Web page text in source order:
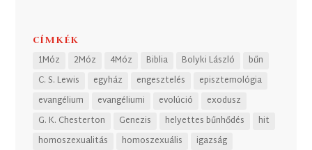
CÍMKÉK
1Móz 2Móz 4Móz Biblia Bolyki László
bűn
C. S. Lewis
egyház engesztelés
episztemológia
evangélium
evangéliumi evolúció
exodusz
G. K. Chesterton
Genezis helyettes bűnhődés
hit
homoszexualitás
homoszexuális
igazság